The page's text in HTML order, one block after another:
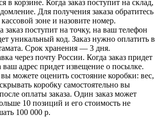
в корзине. Когда заказ поступит на склад,
Для получения заказа обратитесь
зоне и назовите номер.
заказ поступит на точку, на ваш телефон
уникальный код. Заказ нужно оплатить в
Срок хранения — 3 дня.
через почту России. Когда заказ придет
ваш адрес придет извещение о посылке.
можете оценить состояние коробки: вес,
коробку самостоятельно вы
оплаты заказа. Один заказ может
10 позиций и его стоимость не
100 000 р.